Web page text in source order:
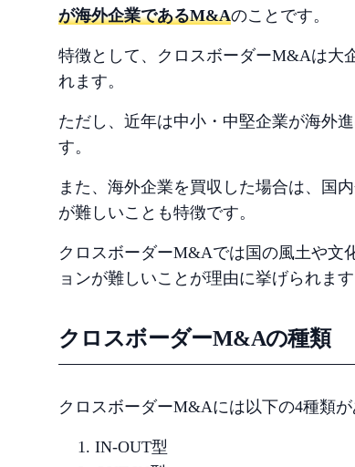
が海外企業であるM&Aのことです。
特徴として、クロスボーダーM&Aは大
れます。
ただし、近年は中小・中堅企業が海外
す。
また、海外企業を買収した場合は、国
が難しいことも特徴です。
クロスボーダーM&Aでは国の風土や文
ョンが難しいことが理由に挙げられます
クロスボーダーM&Aの種類
クロスボーダーM&Aには以下の4種類が
IN-OUT型